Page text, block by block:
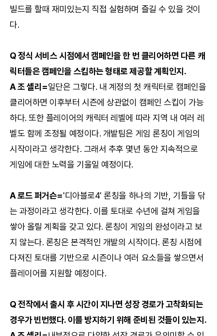
빌드를 할때 재미있는지 직접 실험하며 즐길 수 있을 것이
다.
Q 정식 서비스 시점에서 캠페인을 한 번 클리어하면 다른 캐
릭터들은 캠페인을 스킵하는 형태로 제공할 계획인지.
A 조 셸리=일단은 그렇다. 내 계정의 첫 캐릭터로 캠페인을
클리어하면 이후부터 시즌에 상관없이 캠페인 스킵이 가능
하다. 또한 플레이어의 캐릭터 레벨에 따라 지역 내 여러 레
벨도 함께 조정될 예정이다. 개발팀은 게임 론칭이 게임의
시작이라고 생각한다. 그래서 추후 몇년 동안 지속적으로
게임에 대한 노력을 기울일 예정이다.
A 로드 퍼거슨='디아블로4' 론칭을 하나의 기반, 기틀을 닦
는 과정이라고 생각한다. 이를 토대로 수년에 걸쳐 게임을
쌓아 올릴 계획을 갖고 있다. 론칭이 게임의 완성이라고 보
지 않는다. 론칭은 본격적인 개발의 시작이다. 론칭 시점에
다져진 토대를 기반으로 시즌이나 여러 요소들을 쌓으면서
플레이어를 지원할 예정이다.
Q 전작에서 출시 후 시간이 지나면 성장 경로가 고착화되는
경우가 빈번했다. 이를 방지하기 위해 준비된 것들이 있는지.